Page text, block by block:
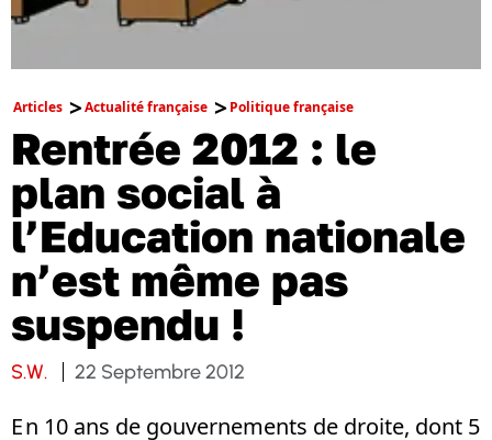
Articles Actualité française Politique française
Rentrée 2012 : le
plan social à
l’Education nationale
n’est même pas
suspendu !
S.W. 22 Septembre 2012
E n 10 ans de gouvernements de droite, dont 5